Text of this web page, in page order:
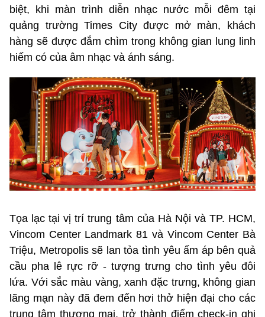
biệt, khi màn trình diễn nhạc nước mỗi đêm tại
quảng trường Times City được mở màn, khách
hàng sẽ được đắm chìm trong không gian lung linh
hiếm có của âm nhạc và ánh sáng.
Tọa lạc tại vị trí trung tâm của Hà Nội và TP. HCM,
Vincom Center Landmark 81 và Vincom Center Bà
Triệu, Metropolis sẽ lan tỏa tình yêu ấm áp bên quả
cầu pha lê rực rỡ - tượng trưng cho tình yêu đôi
lứa. Với sắc màu vàng, xanh đặc trưng, không gian
lãng mạn này đã đem đến hơi thở hiện đại cho các
trung tâm thương mại, trở thành điểm check-in ghi